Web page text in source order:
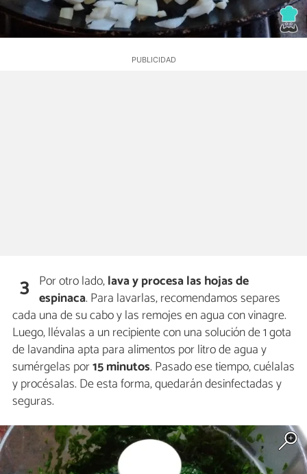
3 Por otro lado,lava y procesa las hojas de
espinaca. Para lavarlas, recomendamos separes
cada una de su cabo y las remojes en agua con vinagre.
Luego, llévalas a un recipiente con una solución de 1 gota
de lavandina apta para alimentos por litro de agua y
sumérgelas por15 minutos. Pasado ese tiempo, cuélalas
y procésalas. De esta forma, quedarán desinfectadas y
seguras.